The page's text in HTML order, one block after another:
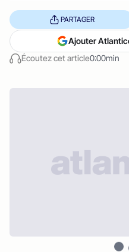
Écoutez cet article0:00min
PARTAGER
Ajouter